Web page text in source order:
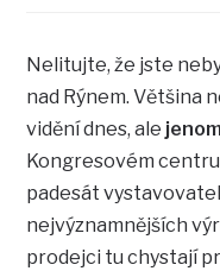
Nelitujte, že jste
nad Rýnem. Většina
vidění dnes, ale
Kongresovém
padesát
nejvýznamnějších
prodejci tu chystají